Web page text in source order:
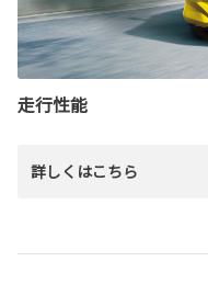
走行性能
詳しくはこちら